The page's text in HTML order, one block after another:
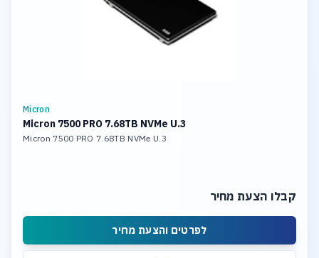
Micron
Micron 7500 PRO 7.68TB NVMe U.3
Micron 7500 PRO 7.68TB NVMe U.3
קבלו הצעת מחיר
לפרטים והצעת מחיר